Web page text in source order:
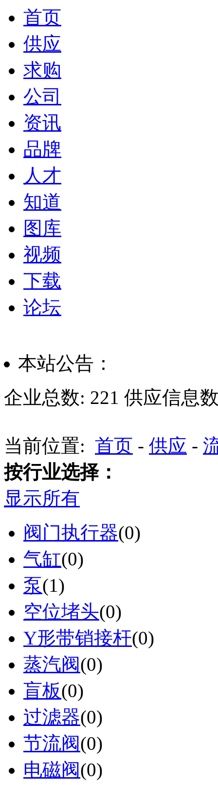
首页
供应
求购
公司
资讯
品牌
人才
知道
图库
视频
下载
论坛
本站公告：
企业总数: 221 供应信息
当前位置: 首页 - 供应 -
按行业选择：
显示所有
阀门执行器(0)
气缸(0)
泵(1)
空位堵头(0)
Y形带销接杆(0)
蒸汽阀(0)
盲板(0)
过滤器(0)
节流阀(0)
电磁阀(0)